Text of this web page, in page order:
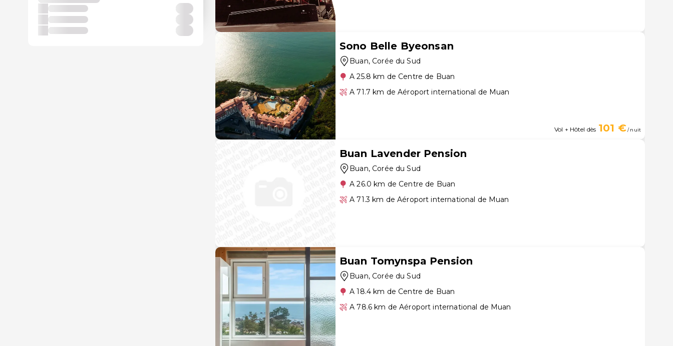
Sono Belle Byeonsan
Buan, Corée du Sud
A 25.8 km de Centre de Buan
A 71.7 km de Aéroport international de Muan
Vol + Hôtel dès 101 €/ nuit
Buan Lavender Pension
Buan, Corée du Sud
A 26.0 km de Centre de Buan
A 71.3 km de Aéroport international de Muan
Buan Tomynspa Pension
Buan, Corée du Sud
A 18.4 km de Centre de Buan
A 78.6 km de Aéroport international de Muan